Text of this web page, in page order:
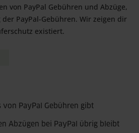
von PayPal Gebühren und Abzüge,
PayPal-Gebühren. Wir zeigen dir
existiert.
von PayPal Gebühren gibt
Abzügen bei PayPal übrig bleibt